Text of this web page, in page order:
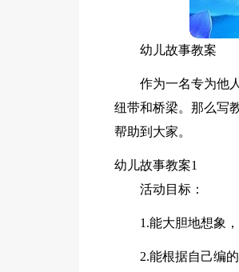
幼儿故事教案
作为一名专为他
纽带和桥梁。那么写
帮助到大家。
幼儿故事教案1
活动目标：
1.能大胆地想象
2.能根据自己编